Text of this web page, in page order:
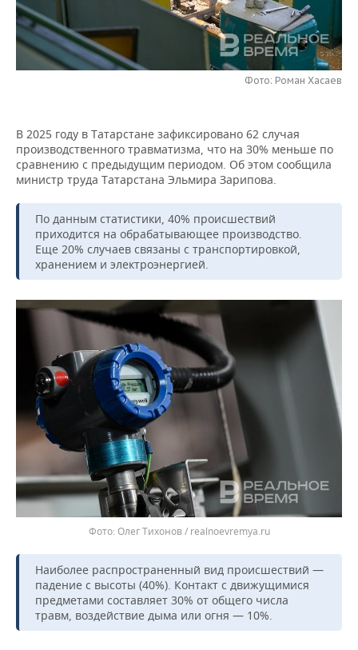
НЕФТЕХИМИЯ
НЕФТЬ
РОЗНИЧНАЯ ТОРГОВЛЯ
ТРАНСПОРТ
НОВОСТИ ТЕХНОЛОГИЙ
IT
ТЕЛЕКОММУНИКАЦИИ
МЕРОПРИЯТИЯ
НОВОСТИ МЕРОПРИЯТИЙ
БИЗНЕС-БРАНЧИ
ONLINE-КОНФЕРЕНЦИИ
ОТКРЫТАЯ ЛЕКЦИЯ
СПОРТ
ФУТБОЛ
ХОККЕЙ
БАСКЕТБОЛ
ВОЛЕЙБОЛ
ФИГУРНОЕ КАТАНИЕ
ВОДНЫЕ ВИДЫ СПОРТА
ХОККЕЙ С МЯЧОМ
НОВОСТИ ОБЩЕСТВА
ВЛАСТЬ
ИНФРАСТРУКТУРА
ИСТОРИЯ
МЕДИЦИНА
ОБРАЗОВАНИЕ
ПРОИСШЕСТВИЯ
ФОТОГАЛЕРЕЯ
СЮЖЕТЫ
СПРАВОЧНИК
СПИСОК ПЕРСОН
ПОЛНАЯ ВЕРСИЯ
Фото: Роман Хасаев
В 2025 году в Татарстане зафиксировано 62 случая
производственного травматизма, что на 30% меньше по
сравнению с предыдущим периодом. Об этом сообщила
министр труда Татарстана Эльмира Зарипова.
По данным статистики, 40% происшествий
приходится на обрабатывающее производство.
Еще 20% случаев связаны с транспортировкой,
хранением и электроэнергией.
Олег Тихонов / realnoevremya.ru
Наиболее распространенный вид происшествий —
падение с высоты (40%). Контакт с движущимися
предметами составляет 30% от общего числа
травм, воздействие дыма или огня — 10%.